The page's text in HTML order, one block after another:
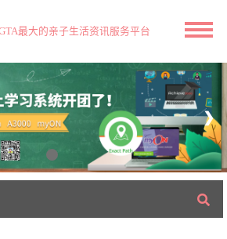
最大的亲子生活资讯服务平台
❯